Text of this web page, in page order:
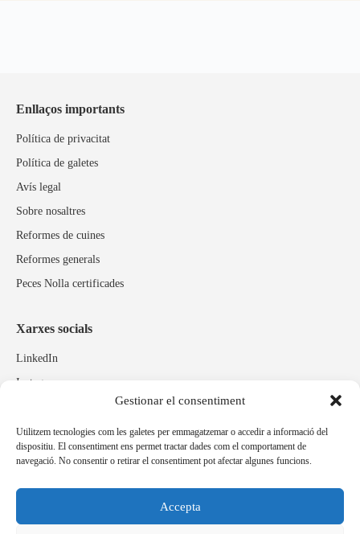
Gestionar el consentiment
Utilitzem tecnologies com les galetes per emmagatzemar o accedir a informació del
dispositiu. El consentiment ens permet tractar dades com el comportament de
navegació. No consentir o retirar el consentiment pot afectar algunes funcions.
Accepta
Enllaços importants
Política de privacitat
Política de galetes
Avís legal
Sobre nosaltres
Reformes de cuines
Reformes generals
Peces Nolla certificades
Xarxes socials
LinkedIn
Instagram
Marques relacionades